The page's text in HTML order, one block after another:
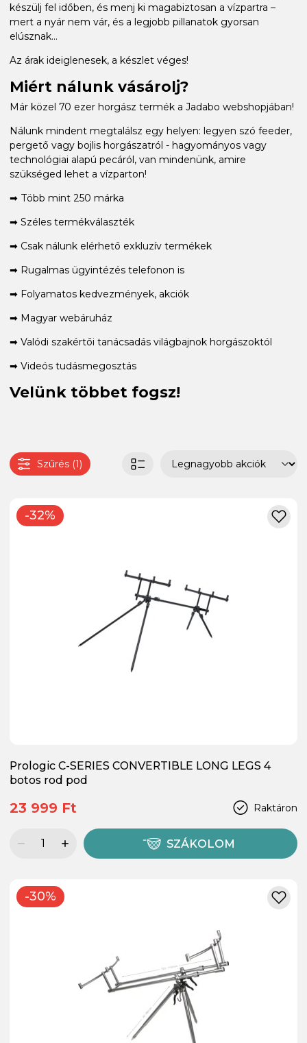
készülj fel időben, és menj ki magabiztosan a vízpartra –
mert a nyár nem vár, és a legjobb pillanatok gyorsan
elúsznak...
Az árak ideiglenesek, a készlet véges!
Miért nálunk vásárolj?
Már közel 70 ezer horgász termék a Jadabo webshopjában!
Nálunk mindent megtalálsz egy helyen: legyen szó feeder,
pergető vagy bojlis horgászatról - hagyományos vagy
technológiai alapú pecáról, van mindenünk, amire
szükséged lehet a vízparton!
➡ Több mint 250 márka
➡ Széles termékválaszték
➡ Csak nálunk elérhető exkluzív termékek
➡ Rugalmas ügyintézés telefonon is
➡ Folyamatos kedvezmények, akciók
➡ Magyar webáruház
➡ Valódi szakértői tanácsadás világbajnok horgászoktól
➡ Videós tudásmegosztás
Velünk többet fogsz!
Szűrés (1)
-32%
Prologic C-SERIES CONVERTIBLE LONG LEGS 4
botos rod pod
Raktáron
23 999 Ft
SZÁKOLOM
-30%